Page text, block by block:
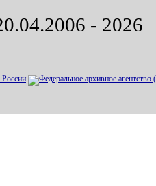
- 2026